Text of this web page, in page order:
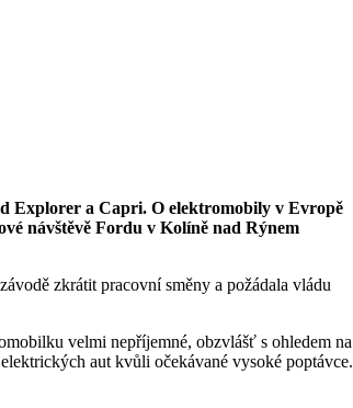
návštěvě Fordu v Kolíně nad Rýnem
zkrátit pracovní směny a požádala vládu
aut kvůli očekávané vysoké poptávce.